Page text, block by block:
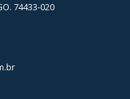
74433-020